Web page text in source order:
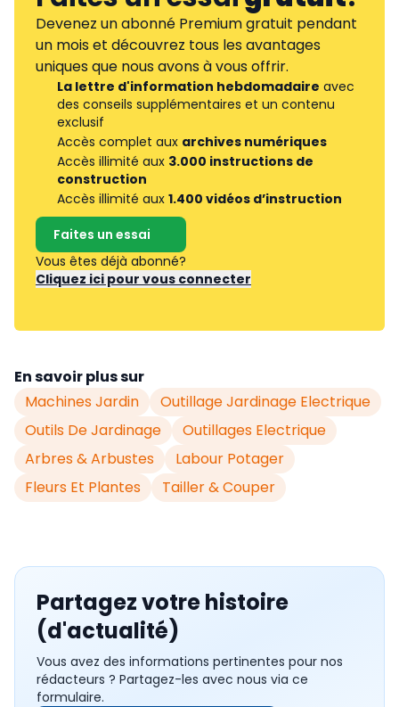
Devenez un abonné Premium gratuit pendant
un mois et découvrez tous les avantages
uniques que nous avons à vous offrir.
La lettre d'information hebdomadaire avec
des conseils supplémentaires et un contenu
exclusif
Accès complet aux archives numériques
Accès illimité aux 3.000 instructions de
construction
Accès illimité aux 1.400 vidéos d’instruction
Faites un essai
Vous êtes déjà abonné?
Cliquez ici pour vous connecter
En savoir plus sur
Machines Jardin
Outillage Jardinage Electrique
Outils De Jardinage
Outillages Electrique
Arbres & Arbustes
Labour Potager
Fleurs Et Plantes
Tailler & Couper
Partagez votre histoire
(d'actualité)
Vous avez des informations pertinentes pour nos
rédacteurs ? Partagez-les avec nous via ce
formulaire.